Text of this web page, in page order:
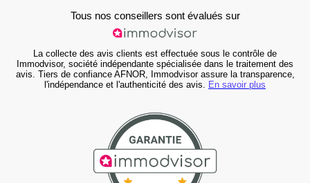
Tous nos conseillers sont évalués sur
La collecte des avis clients est effectuée sous le contrôle de
Immodvisor, société indépendante spécialisée dans le traitement des
avis. Tiers de confiance AFNOR, Immodvisor assure la transparence,
l'indépendance et l'authenticité des avis. En savoir plus